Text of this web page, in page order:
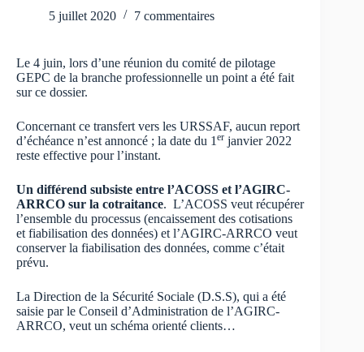
5 juillet 2020 7 commentaires
Le 4 juin, lors d’une réunion du comité de pilotage
GEPC de la branche professionnelle un point a été fait
sur ce dossier.
Concernant ce transfert vers les URSSAF, aucun report
d’échéance n’est annoncé ; la date du 1 er janvier 2022
reste effective pour l’instant.
Un différend subsiste entre l’ACOSS et l’AGIRC-
ARRCO sur la cotraitance. L’ACOSS veut récupérer
l’ensemble du processus (encaissement des cotisations
et fiabilisation des données) et l’AGIRC-ARRCO veut
conserver la fiabilisation des données, comme c’était
prévu.
La Direction de la Sécurité Sociale (D.S.S), qui a été
saisie par le Conseil d’Administration de l’AGIRC-
ARRCO, veut un schéma orienté clients…